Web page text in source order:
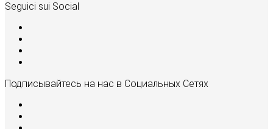
Seguici sui Social
Подписывайтесь на нас в Социальных Сетях